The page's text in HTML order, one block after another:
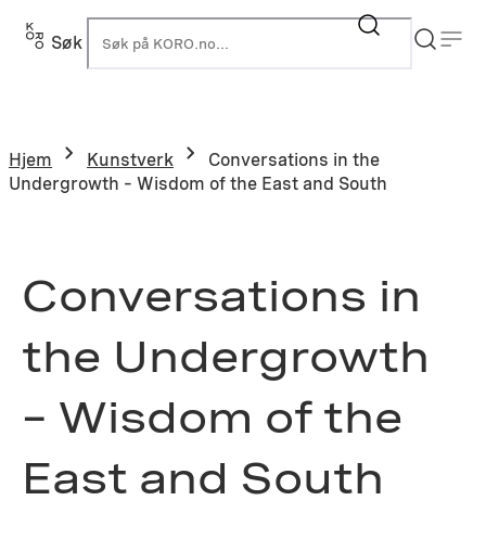
Hopp
Søk
Hjem Kunstverk
Conversations in the
Undergrowth – Wisdom of the East and South
Conversations in
the Undergrowth
– Wisdom of the
East and South